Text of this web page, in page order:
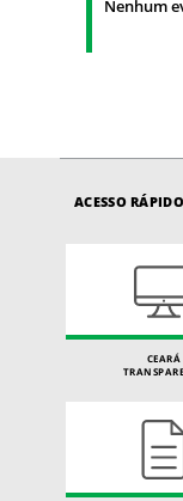
Nenhum
ACESSO RÁPIDO
CEARÁ